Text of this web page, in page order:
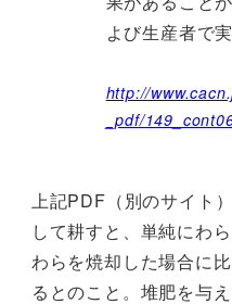
よび生産者で
http://
_pdf/
上記PDF（別のサイト
して耕すと、単純にわ
わらを焼却した場合に
るとのこと。堆肥を与